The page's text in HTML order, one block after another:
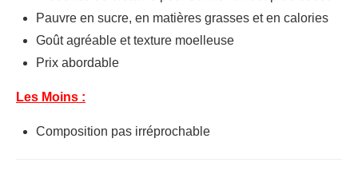
Pauvre en sucre, en matières grasses et en calories
Goût agréable et texture moelleuse
Prix abordable
Les Moins :
Composition pas irréprochable